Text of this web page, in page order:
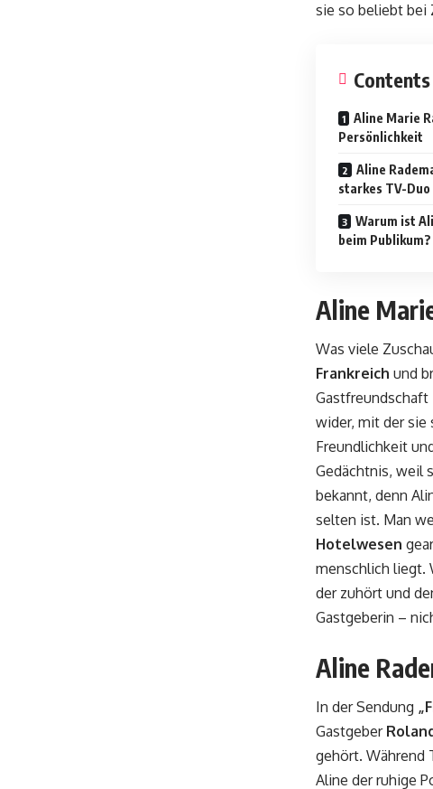
sie so beliebt bei
Contents
Aline Marie
Persönlichkeit
Aline
starkes TV-Duo
Warum ist
beim Publikum?
Aline
Was viele
Frankreich und
wider, mit der sie
Freundlichkeit
Gedächtnis, weil
bekannt, denn
selten ist. Man
Hotelwesen
menschlich liegt.
der zuhört und
Gastgeberin –
Aline
In der Sendung
Gastgeber
gehört. Während
Aline der ruhige